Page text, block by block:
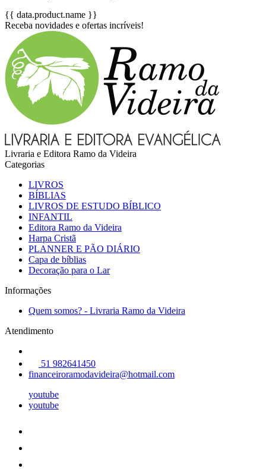
{{ data.product.name }}
Receba novidades e ofertas incríveis!
Livraria e Editora Ramo da Videira
Categorias
LIVROS
BÍBLIAS
LIVROS DE ESTUDO BÍBLICO
INFANTIL
Editora Ramo da Videira
Harpa Cristã
PLANNER E PÃO DIÁRIO
Capa de bíblias
Decoração para o Lar
Informações
Quem somos? - Livraria Ramo da Videira
Atendimento
51 982641450
financeiroramodavideira@hotmail.com
youtube
youtube